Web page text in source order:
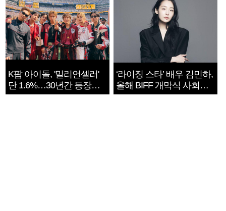
K팝 아이돌, '밀리언셀러'
단 1.6%…30년간 등장
1182개팀 전수조사
‘라이징 스타’ 배우 김민하,
올해 BIFF 개막식 사회자
확정